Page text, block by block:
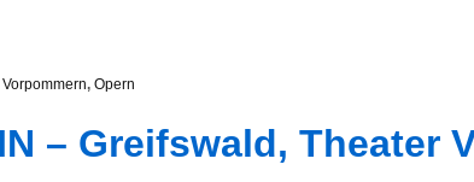
, Opern
– Greifswald, Theater